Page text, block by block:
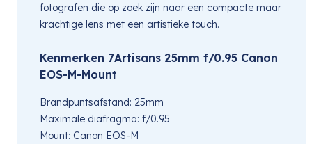
fotografen die op zoek zijn naar een compacte maar
krachtige lens met een artistieke touch.
Kenmerken 7Artisans 25mm f/0.95 Canon
EOS-M-Mount
Brandpuntsafstand: 25mm
Maximale diafragma: f/0.95
Mount: Canon EOS-M